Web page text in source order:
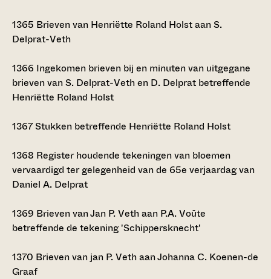
1365 Brieven van Henriëtte Roland Holst aan S.
Delprat-Veth
1366 Ingekomen brieven bij en minuten van uitgegane
brieven van S. Delprat-Veth en D. Delprat betreffende
Henriëtte Roland Holst
1367Stukken betreffende Henriëtte Roland Holst
1368 Register houdende tekeningen van bloemen
vervaardigd ter gelegenheid van de 65e verjaardag van
Daniel A. Delprat
1369 Brieven van Jan P. Veth aan P.A. Voûte
betreffende de tekening 'Schippersknecht'
1370 Brieven van jan P. Veth aan Johanna C. Koenen-de
Graaf